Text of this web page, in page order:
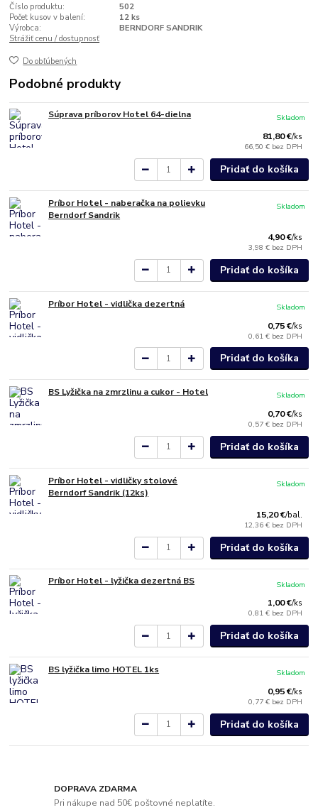
Číslo produktu:
502
Počet kusov v balení:
12 ks
Výrobca:
BERNDORF SANDRIK
Strážiť cenu / dostupnosť
Do obľúbených
Podobné produkty
Súprava príborov Hotel 64-dielna
81,80 €/ks
66,50 € bez DPH
Skladom
Pridať do košíka
Príbor Hotel - naberačka na polievku
Berndorf Sandrik
4,90 €/ks
3,98 € bez DPH
Skladom
Pridať do košíka
Príbor Hotel - vidlička dezertná
0,75 €/ks
0,61 € bez DPH
Skladom
Pridať do košíka
BS Lyžička na zmrzlinu a cukor - Hotel
0,70 €/ks
0,57 € bez DPH
Skladom
Pridať do košíka
Príbor Hotel - vidličky stolové
Berndorf Sandrik (12ks)
15,20 €/bal.
12,36 € bez DPH
Skladom
Pridať do košíka
Príbor Hotel - lyžička dezertná BS
1,00 €/ks
0,81 € bez DPH
Skladom
Pridať do košíka
BS lyžička limo HOTEL 1ks
0,95 €/ks
0,77 € bez DPH
Skladom
Pridať do košíka
DOPRAVA ZDARMA
Pri nákupe nad 50€ poštovné neplatíte.